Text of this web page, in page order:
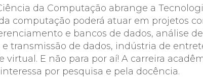
da Computação abrange a
computação poderá atuar em projetos
e bancos de dados, análise
transmissão de dados, indústria de
E não para por aí! A carreira
interessa por pesquisa e pela docência.